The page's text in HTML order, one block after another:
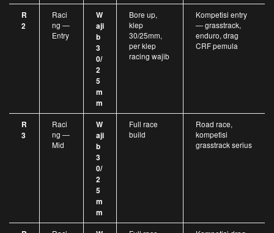
R
2
Raci
ng —
Entry
W
aji
b
3
0/
2
5
m
m
Bore up,
klep
30/25mm,
per klep
racing wajib
Kompetisi entry
— grasstrack,
enduro, drag
CRF pemula
R
3
Raci
ng —
Mid
W
aji
b
3
0/
2
5
m
m
Full race
build
Road race,
kompetisi
grasstrack serius